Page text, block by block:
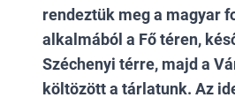
rendeztük meg a magyar
alkalmából a Fő téren,
Széchenyi térre, majd a
költözött a tárlatunk. Az